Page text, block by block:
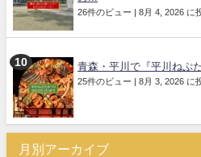
26件のビュー 8月 4, 2026 に
青森・平川で『平川ねぷ
25件のビュー 8月 3, 2026 に
月別アーカイブ